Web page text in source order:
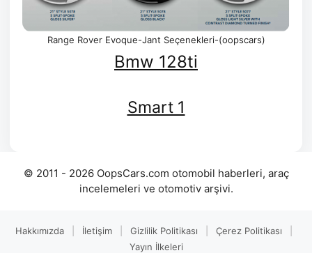
Range Rover Evoque-Jant Seçenekleri-(oopscars)
Bmw 128ti
Smart 1
© 2011 - 2026 OopsCars.com otomobil haberleri, araç
incelemeleri ve otomotiv arşivi.
Hakkımızda İletişim Gizlilik Politikası Çerez Politikası
Yayın İlkeleri